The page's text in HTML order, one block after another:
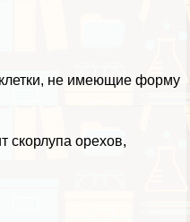
не имеющие форму
скорлупа орехов,